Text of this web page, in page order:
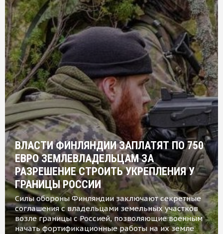
ВЛАСТИ ФИНЛЯНДИИ ЗАПЛАТЯТ ПО 750
ЕВРО ЗЕМЛЕВЛАДЕЛЬЦАМ ЗА
РАЗРЕШЕНИЕ СТРОИТЬ УКРЕПЛЕНИЯ У
ГРАНИЦЫ РОССИИ
Силы обороны Финляндии заключают секретные
соглашения с владельцами земельных участков
возле границы с Россией, позволяющие военным
начать фортификационные работы на их земле